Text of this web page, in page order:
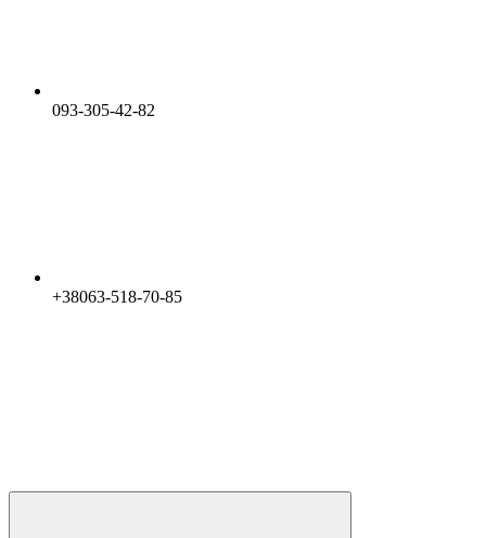
093-305-42-82
+38063-518-70-85